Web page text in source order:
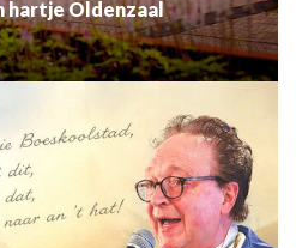
hartje Oldenzaal